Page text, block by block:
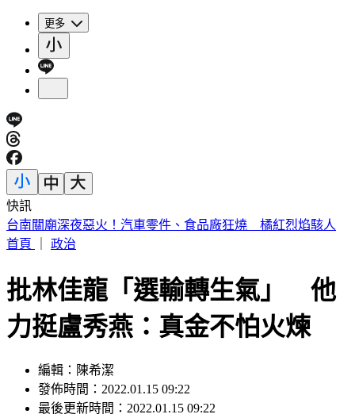
更多
快訊
明放颱風假？最新「暴風圈侵襲率」出爐 6縣市破5成
首頁
政治
批林佳龍「選輸轉生氣」 他
力挺盧秀燕：真金不怕火煉
編輯：陳希潔
發佈時間：2022.01.15 09:22
最後更新時間：2022.01.15 09:22